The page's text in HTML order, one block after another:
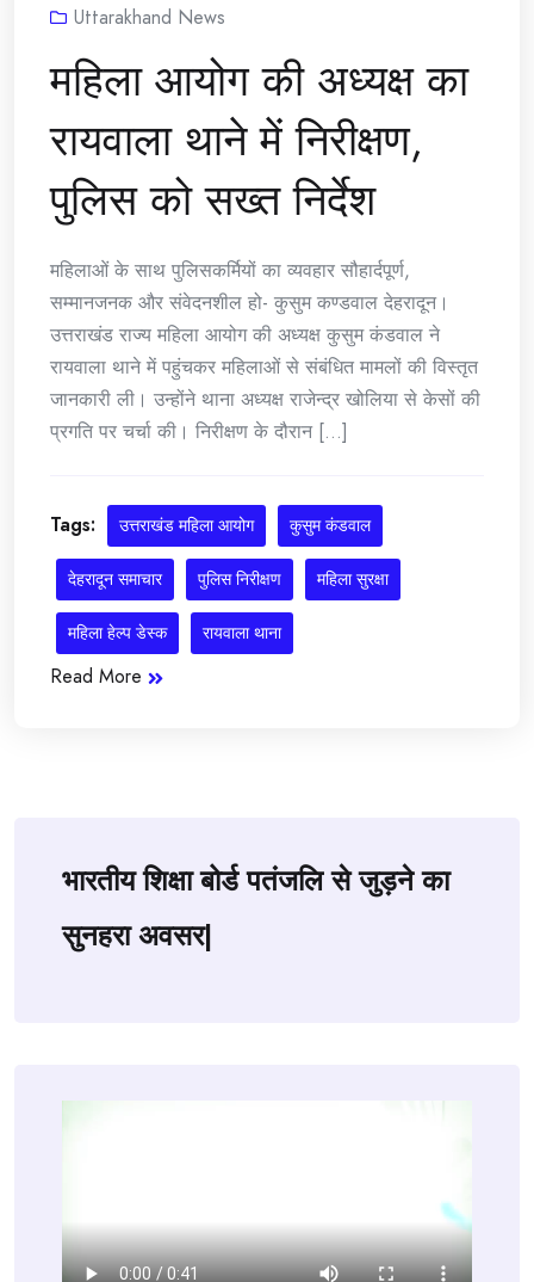
Uttarakhand News
महिला आयोग की अध्यक्ष का
रायवाला थाने में निरीक्षण,
पुलिस को सख्त निर्देश
महिलाओं के साथ पुलिसकर्मियों का व्यवहार सौहार्दपूर्ण,
सम्मानजनक और संवेदनशील हो- कुसुम कण्डवाल देहरादून।
उत्तराखंड राज्य महिला आयोग की अध्यक्ष कुसुम कंडवाल ने
रायवाला थाने में पहुंचकर महिलाओं से संबंधित मामलों की विस्तृत
जानकारी ली। उन्होंने थाना अध्यक्ष राजेन्द्र खोलिया से केसों की
प्रगति पर चर्चा की। निरीक्षण के दौरान [...]
Tags: उत्तराखंड महिला आयोग कुसुम कंडवाल
देहरादून समाचार पुलिस निरीक्षण महिला सुरक्षा
महिला हेल्प डेस्क रायवाला थाना
Read More
भारतीय शिक्षा बोर्ड पतंजलि से जुड़ने का
सुनहरा अवसर|